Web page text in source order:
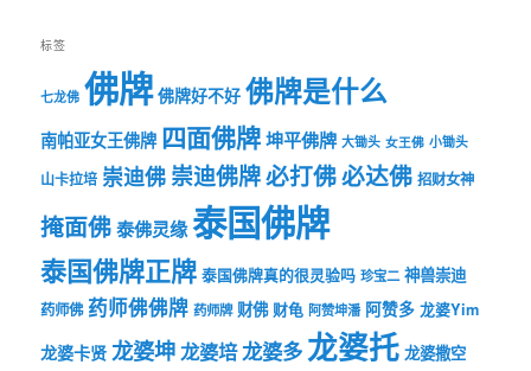
标签
七龙佛 佛牌 佛牌好不好 佛牌是什么
南帕亚女王佛牌 四面佛牌坤平佛牌 大锄头 女王佛 小锄头
山卡拉培 崇迪佛崇迪佛牌必打佛必达佛 招财女神
掩面佛泰佛灵缘泰国佛牌
泰国佛牌正牌 泰国佛牌真的很灵验吗 珍宝二 神兽崇迪
药师佛 药师佛佛牌 药师牌 财佛 财龟 阿赞坤潘 阿赞多 龙婆Yim
龙婆卡贤 龙婆坤龙婆培龙婆多龙婆托 龙婆撒空